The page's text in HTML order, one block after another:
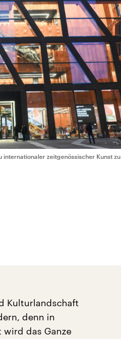
zeitgenössischer Kunst zu
Kulturlandschaft
denn in
wird das Ganze